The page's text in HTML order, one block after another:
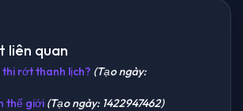
liên quan
rớt thanh lịch? (Tạo ngày:
thế giới (Tạo ngày: 1422947462)